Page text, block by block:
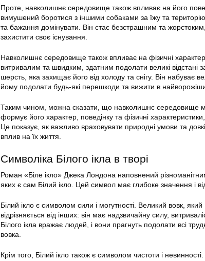
Проте, навколишнє середовище також впливає на його
вимушений боротися з іншими собаками за їжу та
та бажання домінувати. Він стає безстрашним та
захистити своє існування.
Навколишнє середовище також впливає на фізичні
витривалим та швидким, здатним подолати великі відстані
шерсть, яка захищає його від холоду та снігу. Він набуває
йому подолати будь-які перешкоди та вижити в
Таким чином, можна сказати, що навколишнє середовище
формує його характер, поведінку та фізичні
Це показує, як важливо враховувати природні умови та
вплив на їх життя.
Символіка Білого ікла в творі
Роман «Біле ікло» Джека Лондона наповнений
яких є сам Білий ікло. Цей символ має глибоке значення і
Білий ікло є символом сили і могутності. Великий вовк,
відрізняється від інших: він має надзвичайну силу,
Білого ікла вражає людей, і вони прагнуть подолати всі
вовка.
Крім того, Білий ікло також є символом чистоти і невинності.